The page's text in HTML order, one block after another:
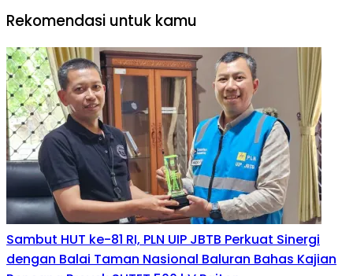
Rekomendasi untuk kamu
Sambut HUT ke-81 RI, PLN UIP JBTB Perkuat Sinergi
dengan Balai Taman Nasional Baluran Bahas Kajian